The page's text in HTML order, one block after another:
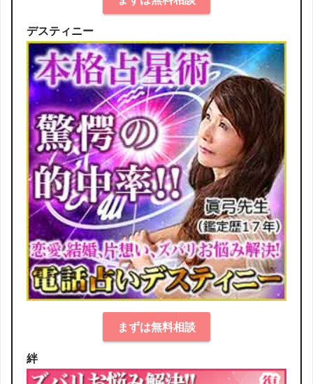
デスティニー
まずは無料相談
絆